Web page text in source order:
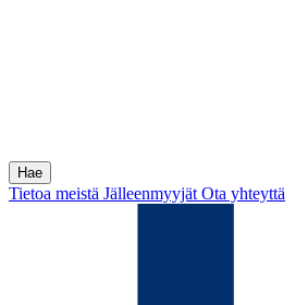
Tietoa meistä Jälleenmyyjät Ota yhteyttä